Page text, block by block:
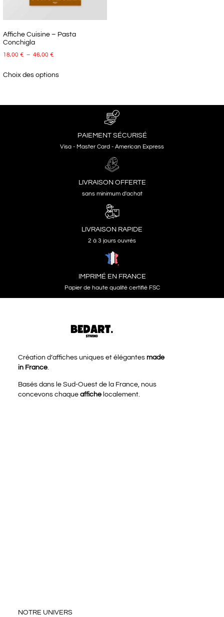
Affiche Cuisine – Pasta
Conchigla
18,00 € – 46,00 €
Choix des options
PAIEMENT SÉCURISÉ
Visa - Master Card - American Express
LIVRAISON OFFERTE
sans minimum d'achat
LIVRAISON RAPIDE
2 à 3 jours ouvrés
IMPRIMÉ EN FRANCE
Papier de haute qualité certifié FSC
Création d’affiches uniques et élégantes made
in France.
Basés dans le Sud-Ouest de la France, nous
concevons chaque affiche localement.
NOTRE UNIVERS